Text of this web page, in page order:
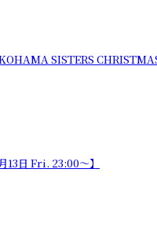
SISTERS
日 Fri. 23:00～】